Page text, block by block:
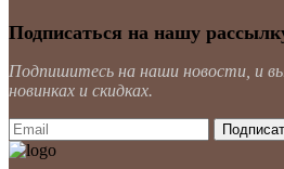
Подписаться на нашу
Подпишитесь на наши новости, и
новинках и скидках.